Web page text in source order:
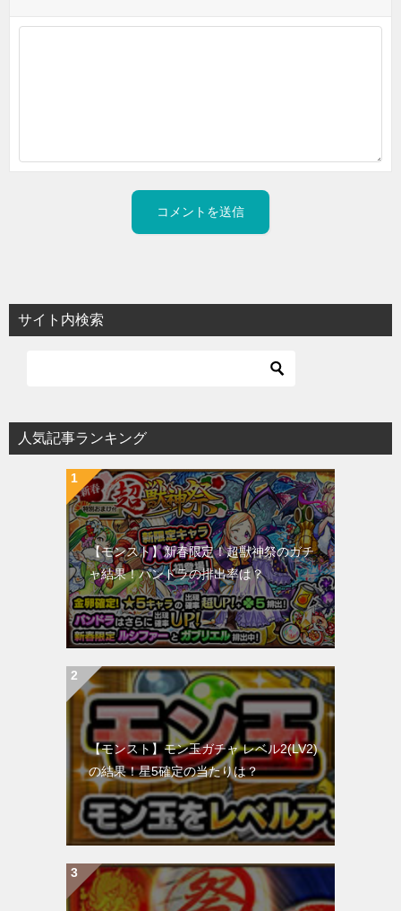
サイト内検索
人気記事ランキング
【モンスト】新春限定！超獣神祭のガチ
ャ結果！パンドラの排出率は？
【モンスト】モン玉ガチャ レベル2(LV2)
の結果！星5確定の当たりは？